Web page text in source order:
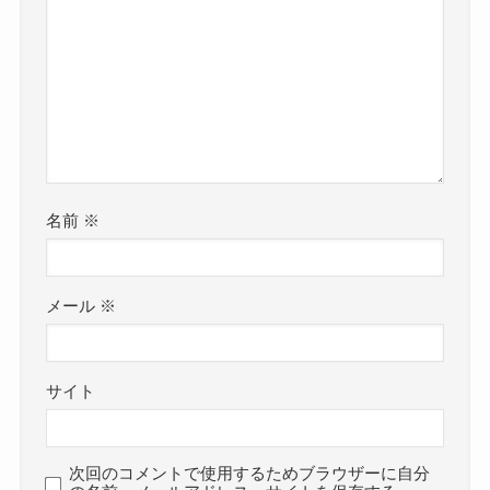
名前 ※
メール ※
サイト
次回のコメントで使用するためブラウザーに自分